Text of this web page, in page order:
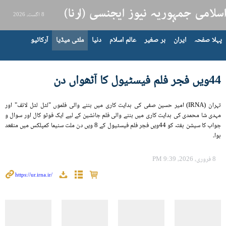
8 اگست، 2026
پہلا صفحہ ایران بر صغیر عالم اسلام دنیا ملٹی میڈیا آرکائیو
44ویں فجر فلم فیسٹیول کا آٹھواں دن
تہران (IRNA) امیر حسین صفی کی ہدایت کاری میں بننے والی فلموں "لٹل لٹل لائف" اور
مہدی شا محمدی کی ہدایت کاری میں بننے والی فلم جانشین کے لیے ایک فوٹو کال اور سوال و
جواب کا سیشن ہفتہ کو 44ویں فجر فلم فیسٹیول کے 8 ویں دن ملت سنیما کمپلکس میں منقعد
ہوا۔
8 فروری، 2026، 9:39 PM